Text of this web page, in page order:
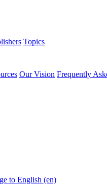
Topics
Our Vision Frequently
to English (en)